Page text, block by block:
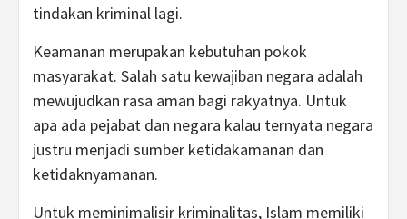
tindakan kriminal lagi.
Keamanan merupakan kebutuhan pokok
masyarakat. Salah satu kewajiban negara adalah
mewujudkan rasa aman bagi rakyatnya. Untuk
apa ada pejabat dan negara kalau ternyata negara
justru menjadi sumber ketidakamanan dan
ketidaknyamanan.
Untuk meminimalisir kriminalitas, Islam memiliki